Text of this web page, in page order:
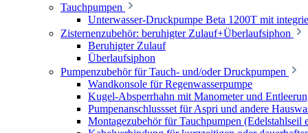
Tauchpumpen
Unterwasser-Druckpumpe Beta 1200T mit
Zisternenzubehör: beruhigter Zulauf+Überlaufsiphon
Beruhigter Zulauf
Überlaufsiphon
Pumpenzubehör für Tauch- und/oder Druckpumpen
Wandkonsole für Regenwasserpumpe
Kugel-Absperrhahn mit Manometer und
Pumpenanschlussset für Aspri und andere
Montagezubehör für Tauchpumpen (Edelstahlseil